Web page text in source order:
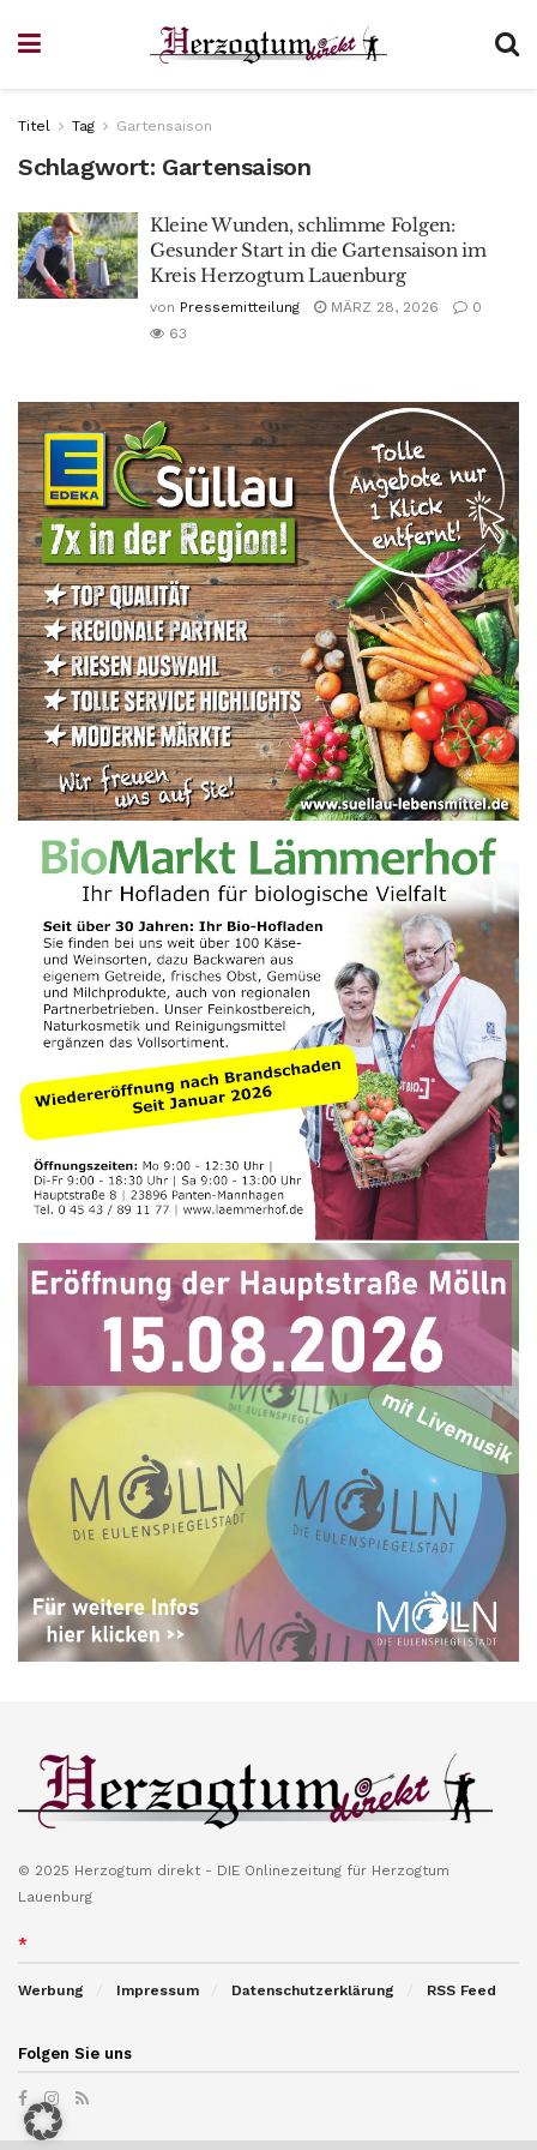
Titel Tag Gartensaison
Schlagwort: Gartensaison
Kleine Wunden, schlimme Folgen:
Gesunder Start in die Gartensaison im
Kreis Herzogtum Lauenburg
von Pressemitteilung MÄRZ 28, 2026
0
63
© 2025 Herzogtum direkt - DIE Onlinezeitung für Herzogtum
Lauenburg
*
Werbung Impressum Datenschutzerklärung RSS Feed
Folgen Sie uns